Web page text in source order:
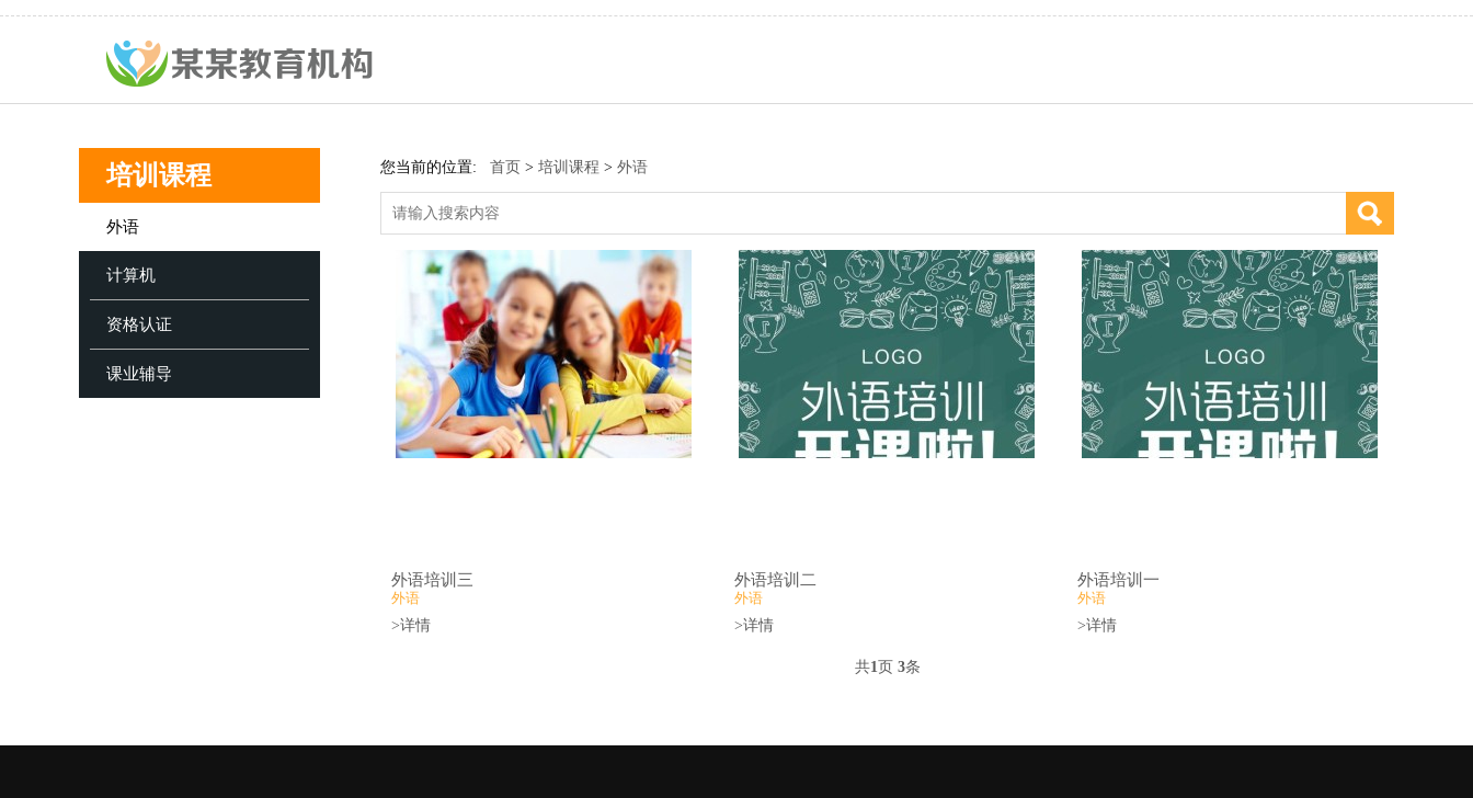
培训课程
外语
计算机
资格认证
课业辅导
您当前的位置: 首页 > 培训课程 > 外语
外语培训三
外语
>详情
外语培训二
外语
>详情
外语培训一
外语
>详情
共1页 3条